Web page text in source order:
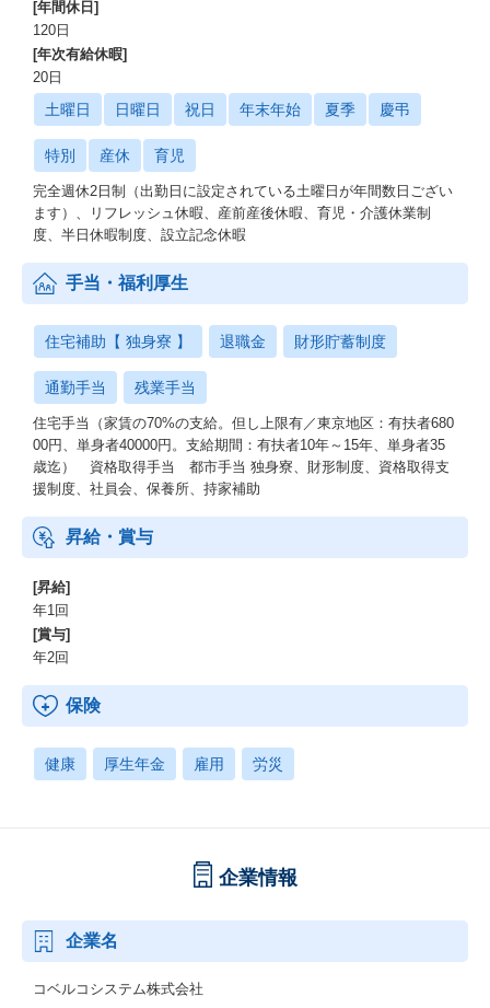
[年間休日]
120日
[年次有給休暇]
20日
土曜日 日曜日 祝日 年末年始 夏季 慶弔
特別 産休 育児
完全週休2日制（出勤日に設定されている土曜日が年間数日ござい
ます）、リフレッシュ休暇、産前産後休暇、育児・介護休業制
度、半日休暇制度、設立記念休暇
手当・福利厚生
住宅補助【 独身寮 】 退職金 財形貯蓄制度
通勤手当 残業手当
住宅手当（家賃の70%の支給。但し上限有／東京地区：有扶者680
00円、単身者40000円。支給期間：有扶者10年～15年、単身者35
歳迄） 資格取得手当 都市手当 独身寮、財形制度、資格取得支
援制度、社員会、保養所、持家補助
昇給・賞与
[昇給]
年1回
[賞与]
年2回
保険
健康 厚生年金 雇用 労災
企業情報
企業名
コベルコシステム株式会社